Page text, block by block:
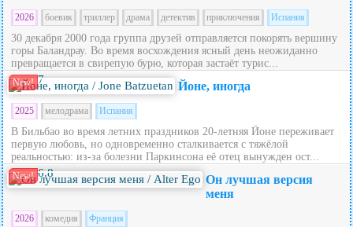
2026 боевик триллер драма детектив приключения Испания
30 декабря 2000 года группа друзей отправляется покорять вершину
горы Баландрау. Во время восхождения ясный день неожиданно
превращается в свирепую бурю, которая застаёт турис...
New! 7 Йоне, иногда
2025 мелодрама Испания
В Бильбао во время летних праздников 20‑летняя Йоне переживает
первую любовь, но одновременно сталкивается с тяжёлой
реальностью: из‑за болезни Паркинсона её отец вынужден ост...
New! 6.8
Он лучшая версия
меня
2026 комедия Франция